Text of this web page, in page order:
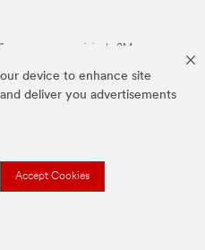
device to enhance site
deliver you advertisements
Accept Cookies
marcas comerciais da 3M.